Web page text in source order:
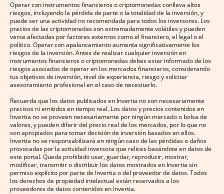
Operar con instrumentos financieros o criptomonedas conlleva altos
riesgos, incluyendo la pérdida de parte o la totalidad de la inversión, y
puede ser una actividad no recomendada para todos los inversores. Los
precios de las criptomonedas son extremadamente volátiles y pueden
verse afectadas por factores externos como el financiero, el legal o el
político. Operar con apalancamiento aumenta significativamente los
riesgos de la inversión. Antes de realizar cualquier inversión en
instrumentos financieros o criptomonedas debes estar informado de los
riesgos asociados de operar en los mercados financieros, considerando
tus objetivos de inversión, nivel de experiencia, riesgo y solicitar
asesoramiento profesional en el caso de necesitarlo.
Recuerda que los datos publicados en Invertia no son necesariamente
precisos ni emitidos en tiempo real. Los datos y precios contenidos en
Invertia no se proveen necesariamente por ningún mercado o bolsa de
valores, y pueden diferir del precio real de los mercados, por lo que no
son apropiados para tomar decisión de inversión basados en ellos.
Invertia no se responsabilizará en ningún caso de las pérdidas o daños
provocadas por la actividad inversora que relices basándote en datos de
este portal. Queda prohibido usar, guardar, reproducir, mostrar,
modificar, transmitir o distribuir los datos mostrados en Invertia sin
permiso explícito por parte de Invertia o del proveedor de datos. Todos
los derechos de propiedad intelectual están reservados a los
proveedores de datos contenidos en Invertia.